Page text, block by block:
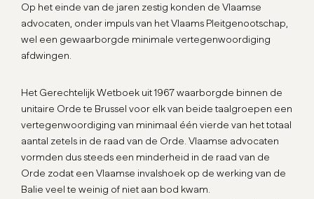
Op het einde van de jaren zestig konden de Vlaamse
advocaten, onder impuls van het Vlaams Pleitgenootschap,
wel een gewaarborgde minimale vertegenwoordiging
afdwingen.
Het Gerechtelijk Wetboek uit 1967 waarborgde binnen de
unitaire Orde te Brussel voor elk van beide taalgroepen een
vertegenwoordiging van minimaal één vierde van het totaal
aantal zetels in de raad van de Orde. Vlaamse advocaten
vormden dus steeds een minderheid in de raad van de
Orde zodat een Vlaamse invalshoek op de werking van de
Balie veel te weinig of niet aan bod kwam.